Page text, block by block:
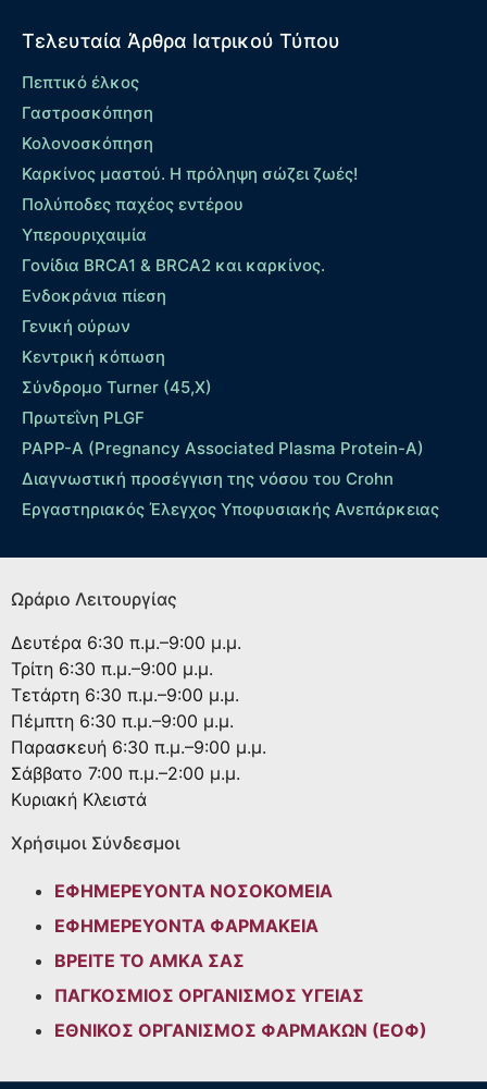
Τελευταία Άρθρα Ιατρικού Τύπου
Πεπτικό έλκος
Γαστροσκόπηση
Κολονοσκόπηση
Καρκίνος μαστού. Η πρόληψη σώζει ζωές!
Πολύποδες παχέος εντέρου
Yπερουριχαιμία
Γονίδια BRCA1 & BRCA2 και καρκίνος.
Ενδοκράνια πίεση
Γενική ούρων
Κεντρική κόπωση
Σύνδρομο Turner (45,X)
Πρωτεΐνη PLGF
PAPP-A (Pregnancy Associated Plasma Protein-A)
Διαγνωστική προσέγγιση της νόσου του Crohn
Εργαστηριακός Έλεγχος Υποφυσιακής Ανεπάρκειας
Ωράριο Λειτουργίας
Δευτέρα 6:30 π.μ.–9:00 μ.μ.
Τρίτη 6:30 π.μ.–9:00 μ.μ.
Τετάρτη 6:30 π.μ.–9:00 μ.μ.
Πέμπτη 6:30 π.μ.–9:00 μ.μ.
Παρασκευή 6:30 π.μ.–9:00 μ.μ.
Σάββατο 7:00 π.μ.–2:00 μ.μ.
Κυριακή Κλειστά
Χρήσιμοι Σύνδεσμοι
ΕΦΗΜΕΡΕΥΟΝΤΑ ΝΟΣΟΚΟΜΕΙΑ
ΕΦΗΜΕΡΕΥΟΝΤΑ ΦΑΡΜΑΚΕΙΑ
ΒΡΕΙΤΕ ΤΟ ΑΜΚΑ ΣΑΣ
ΠΑΓΚΟΣΜΙΟΣ ΟΡΓΑΝΙΣΜΟΣ ΥΓΕΙΑΣ
ΕΘΝΙΚΟΣ ΟΡΓΑΝΙΣΜΟΣ ΦΑΡΜΑΚΩΝ (ΕΟΦ)